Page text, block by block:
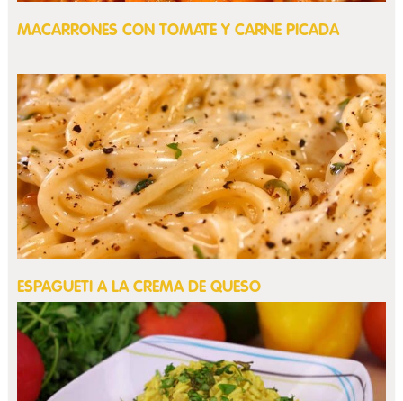
MACARRONES CON TOMATE Y CARNE PICADA
ESPAGUETI A LA CREMA DE QUESO